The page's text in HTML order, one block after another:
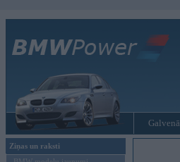
Galvenā
Ziņas un raksti